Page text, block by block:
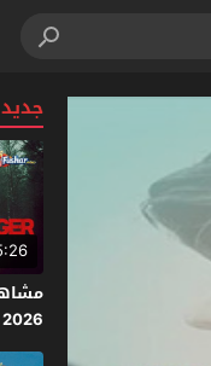
2026 مترجم